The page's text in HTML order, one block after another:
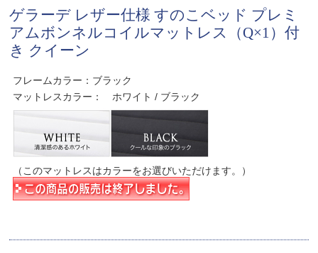
ゲラーデ レザー仕様 すのこベッド プレミ
アムボンネルコイルマットレス（Q×1）付
き クイーン
フレームカラー：ブラック
マットレスカラー： ホワイト / ブラック
（このマットレスはカラーをお選びいただけます。）